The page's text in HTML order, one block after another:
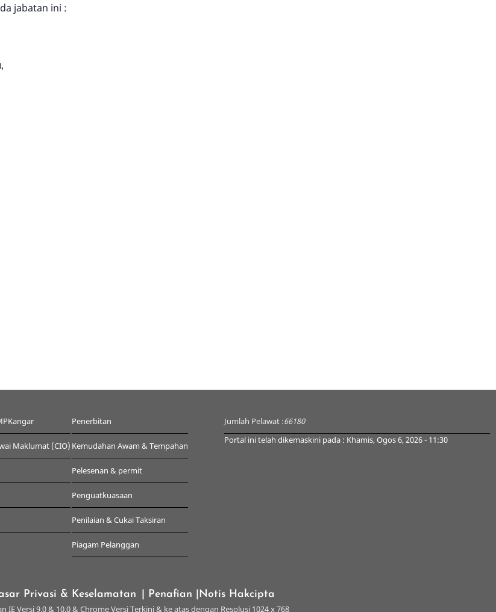
jabatan ini :
Maklumat (CIO)
Penerbitan
Kemudahan Awam & Tempahan
Pelesenan & permit
Penguatkuasaan
Penilaian & Cukai Taksiran
Piagam Pelanggan
Jumlah Pelawat :66180
Portal ini telah dikemaskini pada : Khamis, Ogos 6, 2026 - 11:30
Privasi & Keselamatan | Penafian |Notis Hakcipta
IE Versi 9.0 & 10.0 & Chrome Versi Terkini & ke atas dengan Resolusi 1024 x 768